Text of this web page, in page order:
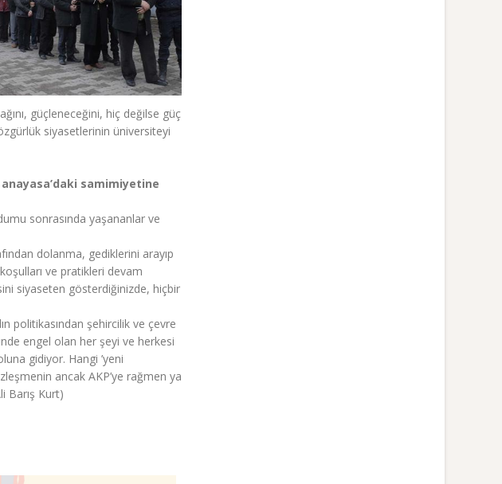
güçleneceğini, hiç değilse güç
siyasetlerinin üniversiteyi
samimiyetine
sonrasında yaşananlar ve
dolanma, gediklerini arayıp
ve pratikleri devam
siyaseten gösterdiğinizde, hiçbir
politikasından şehircilik ve çevre
engel olan her şeyi ve herkesi
gidiyor. Hangi ’yeni
ancak AKP’ye rağmen ya
Barış Kurt)